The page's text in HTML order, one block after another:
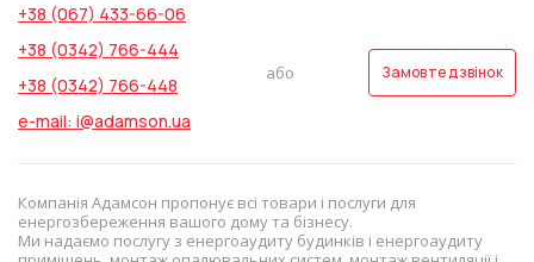
+38 (067) 433-66-06
+38 (0342) 766-444
+38 (0342) 766-448
e-mail: i@adamson.ua
або Замовте дзвінок
Компанія Адамсон пропонує всі товари і послуги для
енергозбереження вашого дому та бізнесу.
Ми надаємо послугу з енергоаудиту будинків і енергоаудиту